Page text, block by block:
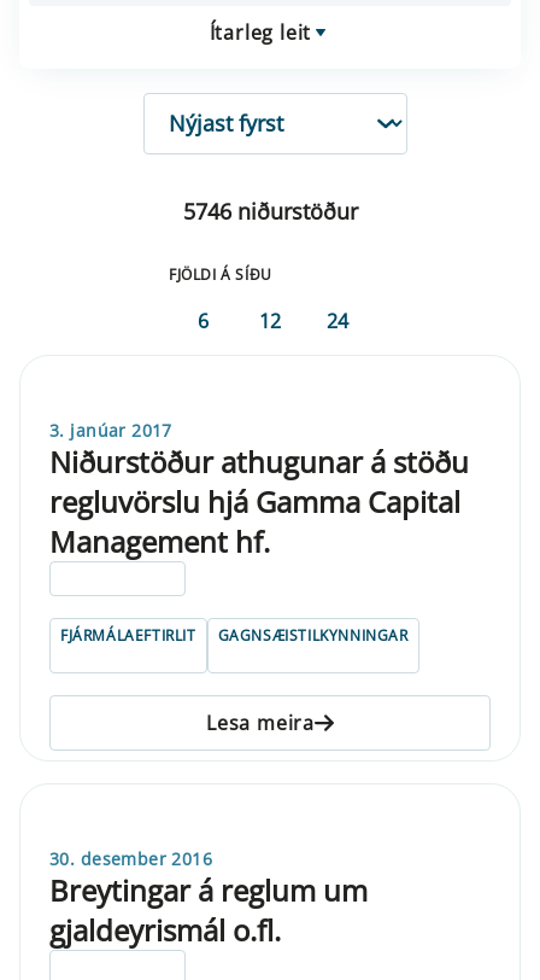
Ítarleg leit
RÖÐUN
5746 niðurstöður
FJÖLDI Á SÍÐU
6 12 24
3. janúar 2017
Niðurstöður athugunar á stöðu
regluvörslu hjá Gamma Capital
Management hf.
FJÁRMÁLAEFTIRLIT GAGNSÆISTILKYNNINGAR
Lesa meira
30. desember 2016
Breytingar á reglum um
gjaldeyrismál o.fl.